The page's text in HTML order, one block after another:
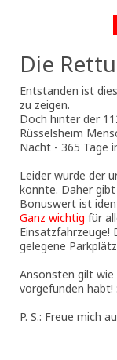
Die
Entstanden ist
zu zeigen.
Doch hinter der
Rüsselsheim
Nacht - 365 Tage
Leider wurde der
konnte. Daher gibt
Bonuswert ist
Ganz wichtig für
Einsatzfahrzeuge!
gelegene
Ansonsten gilt
vorgefunden habt!
P. S.: Freue mich